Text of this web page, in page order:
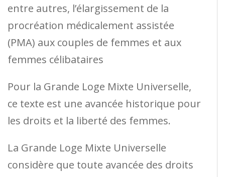
entre autres, l’élargissement de la
procréation médicalement assistée
(PMA) aux couples de femmes et aux
femmes célibataires
Pour la Grande Loge Mixte Universelle,
ce texte est une avancée historique pour
les droits et la liberté des femmes.
La Grande Loge Mixte Universelle
considère que toute avancée des droits